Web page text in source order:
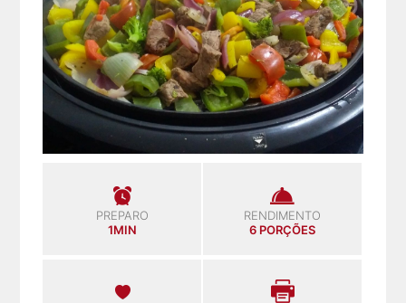
PREPARO
1MIN
RENDIMENTO
6 PORÇÕES